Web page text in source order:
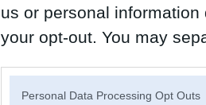
us or personal
your opt-out. You may
Personal Data Processing Opt Outs